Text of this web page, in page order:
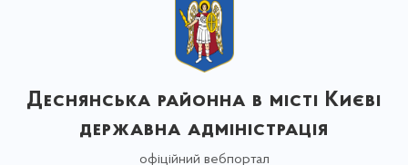
Деснянська районна в місті Києві
державна адміністрація
офіційний вебпортал